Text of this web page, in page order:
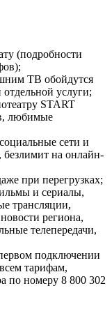
(подробности
ТВ обойдутся
услуги;
START
любимые
сети и
на онлайн-
при перегрузках;
и сериалы,
трансляции,
региона,
телепередачи,
подключении
тарифам,
по номеру 8 800 302